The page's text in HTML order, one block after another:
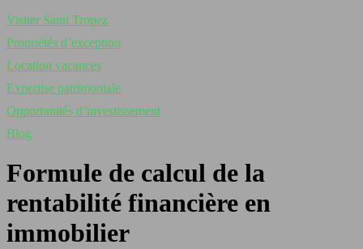
Visiter Saint Tropez
Propriétés d’exception
Location vacances
Expertise patrimoniale
Opportunités d’investissement
Blog
Formule de calcul de la
rentabilité financière en
immobilier